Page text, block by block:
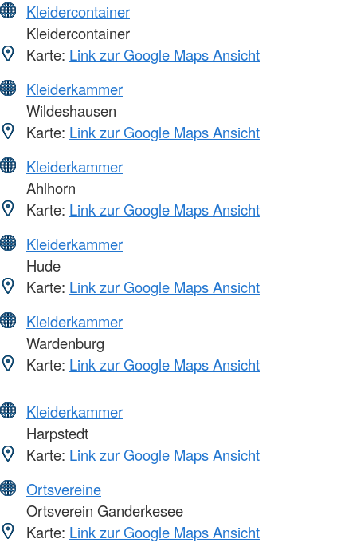
Kleidercontainer
Kleidercontainer
Karte: Link zur Google Maps Ansicht
Kleiderkammer
Wildeshausen
Karte: Link zur Google Maps Ansicht
Kleiderkammer
Ahlhorn
Karte: Link zur Google Maps Ansicht
Kleiderkammer
Hude
Karte: Link zur Google Maps Ansicht
Kleiderkammer
Wardenburg
Karte: Link zur Google Maps Ansicht
Kleiderkammer
Harpstedt
Karte: Link zur Google Maps Ansicht
Ortsvereine
Ortsverein Ganderkesee
Karte: Link zur Google Maps Ansicht